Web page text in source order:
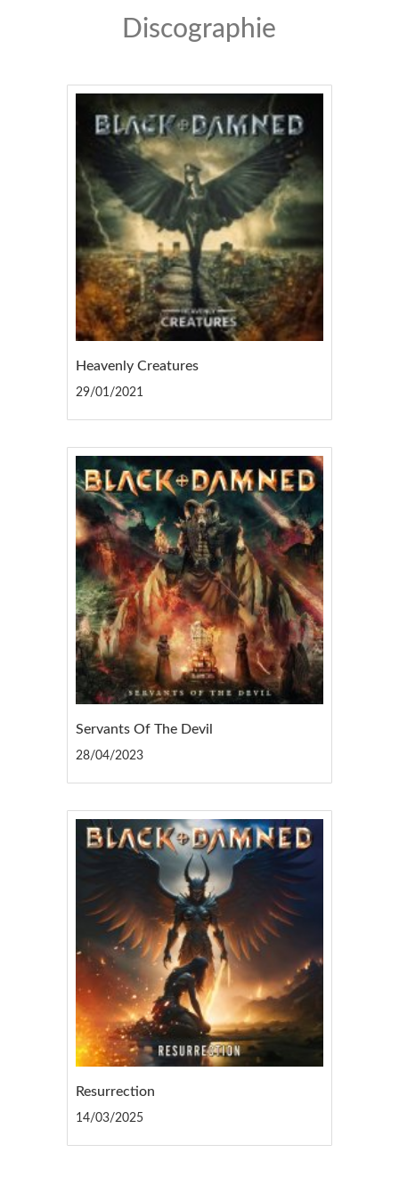
Discographie
Heavenly Creatures
29/01/2021
Servants Of The Devil
28/04/2023
Resurrection
14/03/2025